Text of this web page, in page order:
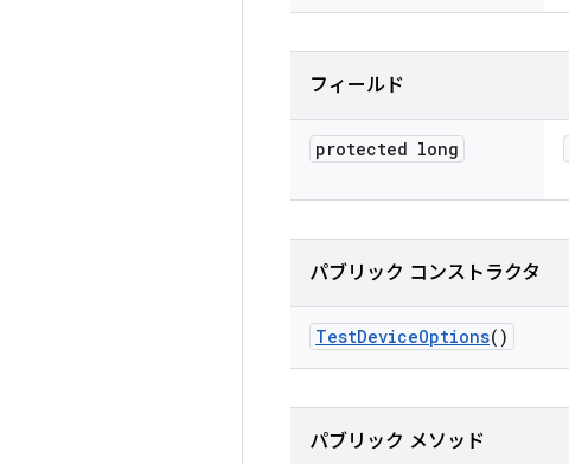
フィールド
protected long
パブリック コンストラクタ
TestDeviceOptions()
パブリック メソッド